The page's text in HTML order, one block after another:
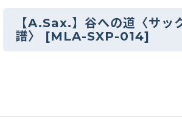
【A.Sax.】谷への道〈サッ
譜〉
[MLA-SXP-014]